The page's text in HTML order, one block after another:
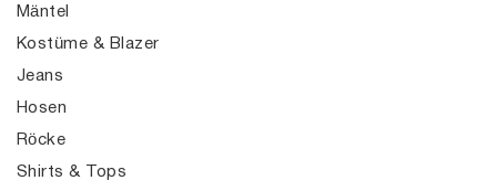
Mäntel
Kostüme & Blazer
Jeans
Hosen
Röcke
Shirts & Tops